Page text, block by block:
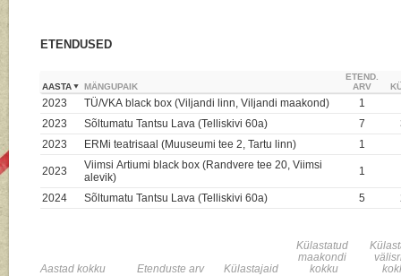
ETENDUSED
AASTA MÄNGUPAIK
ETEND.
ARV
2023 TÜ/VKA black box (Viljandi linn, Viljandi maakond)
1
2023
Sõltumatu Tantsu Lava (Telliskivi 60a) 7
2023
ERMi teatrisaal (Muuseumi tee 2, Tartu linn) 1
2023
Viimsi Artiumi black box (Randvere tee 20, Viimsi
alevik)
1
2024 Sõltumatu Tantsu Lava (Telliskivi 60a) 5
Aastad kokku Etenduste arv Külastajaid
Külastatud
maakondi
kokku